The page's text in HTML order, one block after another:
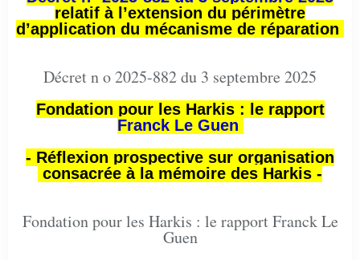
relatif à l’extension du périmètre
d’application du mécanisme de réparation
Décret n o 2025-882 du 3 septembre 2025
Fondation pour les Harkis : le rapport
Franck Le Guen
- Réflexion prospective sur organisation
consacrée à la mémoire des Harkis -
Fondation pour les Harkis : le rapport Franck Le
Guen